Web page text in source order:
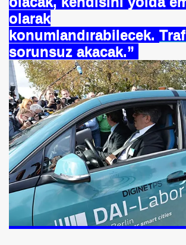
olarak
konumlandırabilecek.
sorunsuz akacak.”
KEMALOĞLU
Meslek Kuruluşları Raporu